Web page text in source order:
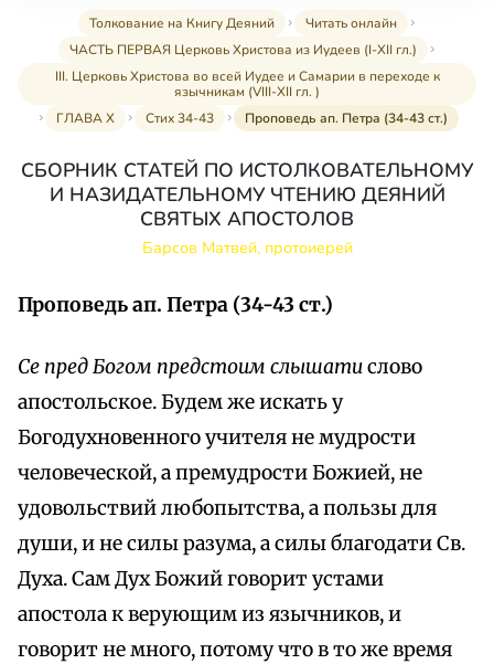
Толкование на Книгу Деяний
Читать онлайн
ЧАСТЬ ПЕРВАЯ Церковь Христова из Иудеев (I-XII гл.)
III. Церковь Христова во всей Иудее и Самарии в переходе к
язычникам (VIII-XII гл. )
ГЛАВА X
Стих 34-43 Проповедь ап. Петра (34-43 ст.)
СБОРНИК СТАТЕЙ ПО ИСТОЛКОВАТЕЛЬНОМУ
И НАЗИДАТЕЛЬНОМУ ЧТЕНИЮ ДЕЯНИЙ
СВЯТЫХ АПОСТОЛОВ
Барсов Матвей, протоиерей
Проповедь ап. Петра (34-43 ст.)
Ce пред Богом предстоим слышатислово
апостольское. Будем же искать у
Богодухновенного учителя не мудрости
человеческой, а премудрости Божией, не
удовольствий любопытства, а пользы для
души, и не силы разума, а силы благодати Св.
Духа. Сам Дух Божий говорит устами
апостола к верующим из язычников, и
говорит не много, потому что в то же время